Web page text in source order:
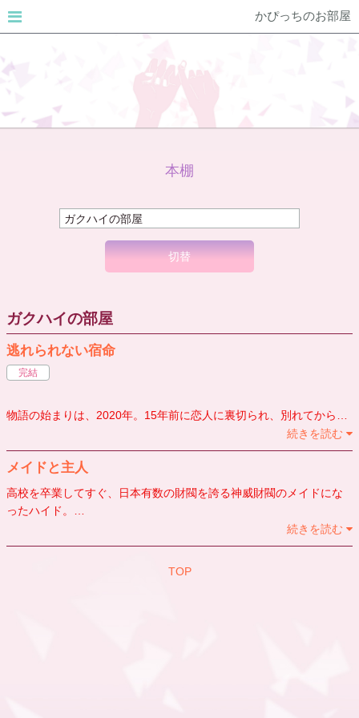
かぴっちのお部屋
本棚
切替
ガクハイの部屋
逃れられない宿命
完結
物語の始まりは、2020年。15年前に恋人に裏切られ、別れてからい
そんなある日、リハーサルしてる時に不慮の事故に遭い命を落とし
てしまう。
亡くなったはずが、次に目が覚めるとなんと1989年で中学1年にな
っており、
現世では恋人に再会しないように、接しないようにしようとしたが
続きを読む
メイドと主人
高校を卒業してすぐ、日本有数の財閥を誇る神威財閥のメイドにな
ったハイド。
そこで出会ったのは、神威財閥の次期当主、ガクトだった。
続きを読む
TOP